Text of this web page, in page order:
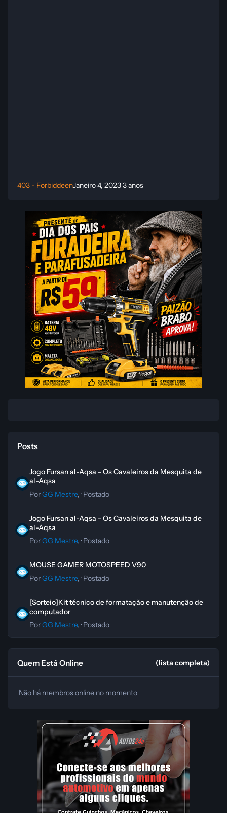
403 - ForbiddeenJaneiro 4, 20233 anos
Posts
Jogo Fursan al-Aqsa - Os Cavaleiros da Mesquita de
al-Aqsa
PorGG Mestre, ·Postado
Jogo Fursan al-Aqsa - Os Cavaleiros da Mesquita de
al-Aqsa
PorGG Mestre, ·Postado
MOUSE GAMER MOTOSPEED V90
PorGG Mestre, ·Postado
[Sorteio]Kit técnico de formatação e manutenção de
computador
PorGG Mestre, ·Postado
Quem Está Online (lista completa)
Não há membros online no momento